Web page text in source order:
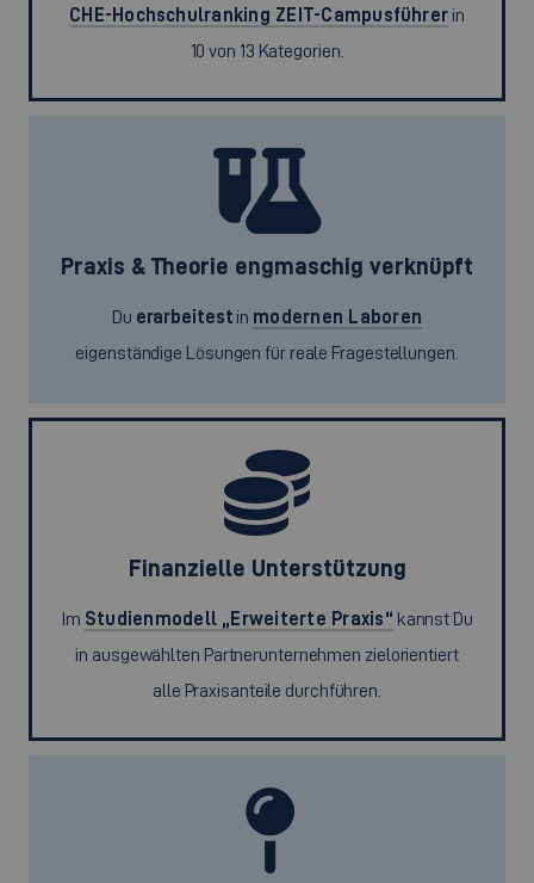
CHE-Hochschulranking ZEIT-Campusführer in
10 von 13 Kategorien.
Praxis & Theorie engmaschig verknüpft
Du erarbeitest in modernen Laboren
eigenständige Lösungen für reale Fragestellungen.
Finanzielle Unterstützung
Im Studienmodell „Erweiterte Praxis“ kannst Du
in ausgewählten Partnerunternehmen zielorientiert
alle Praxisanteile durchführen.